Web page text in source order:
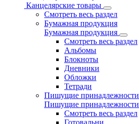
Канцелярские товары
Смотреть весь раздел
Бумажная продукция
Бумажная продукция
Смотреть весь раздел
Альбомы
Блокноты
Дневники
Обложки
Тетради
Пишущие принадлежности
Пишущие принадлежности
Смотреть весь раздел
Готовальни